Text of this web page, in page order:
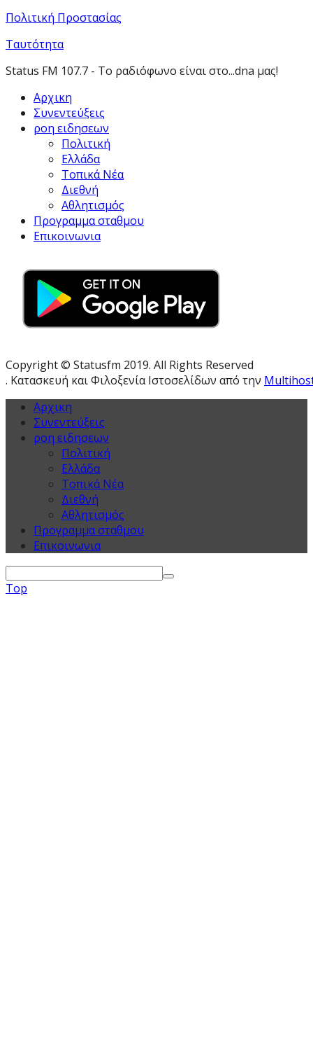
Πολιτική Προστασίας
Ταυτότητα
Status FM 107.7 - Το ραδιόφωνο είναι στο...dna μας!
Αρχικη
Συνεντεύξεις
ροη ειδησεων
Πολιτική
Ελλάδα
Τοπικά Νέα
Διεθνή
Αθλητισμός
Προγραμμα σταθμου
Επικοινωνια
Copyright © Statusfm 2019. All Rights Reserved
. Κατασκευή και Φιλοξενία Ιστοσελίδων από την
Αρχικη
Συνεντεύξεις
ροη ειδησεων
Πολιτική
Ελλάδα
Τοπικά Νέα
Διεθνή
Αθλητισμός
Προγραμμα σταθμου
Επικοινωνια
Top